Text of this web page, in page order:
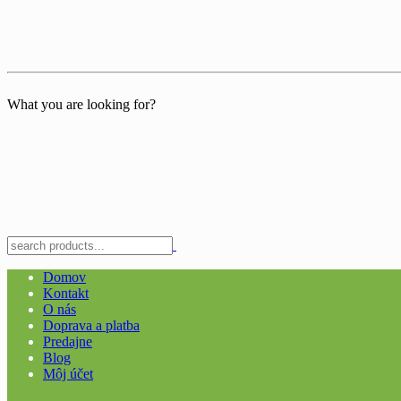
What you are looking for?
Domov
Kontakt
O nás
Doprava a platba
Predajne
Blog
Môj účet